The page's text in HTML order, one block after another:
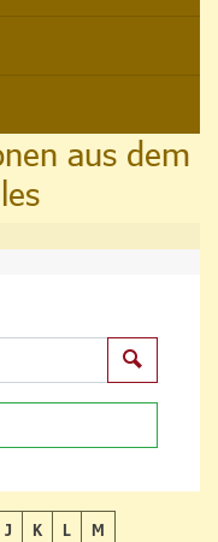
aus dem
J K L
M